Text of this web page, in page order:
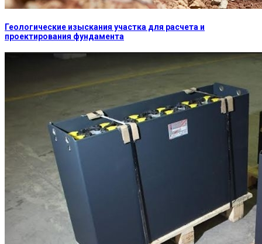
Геологические изыскания участка для расчета и
проектирования фундамента